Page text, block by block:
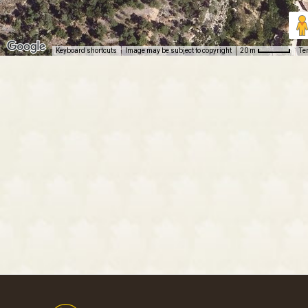
Keyboard shortcuts Image may be subject to copyright 20 m